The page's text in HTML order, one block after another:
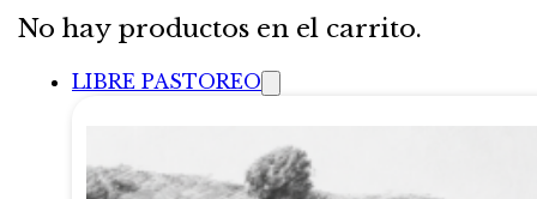
No hay productos en el carrito.
LIBRE PASTOREO